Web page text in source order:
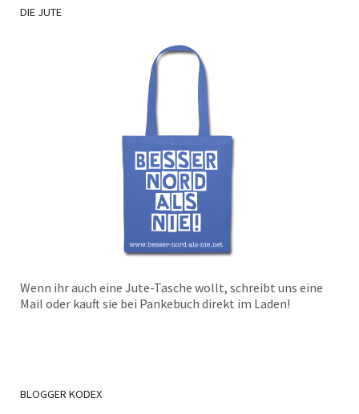
DIE JUTE
Wenn ihr auch eine Jute-Tasche wollt, schreibt uns eine
Mail oder kauft sie bei Pankebuch direkt im Laden!
BLOGGER KODEX